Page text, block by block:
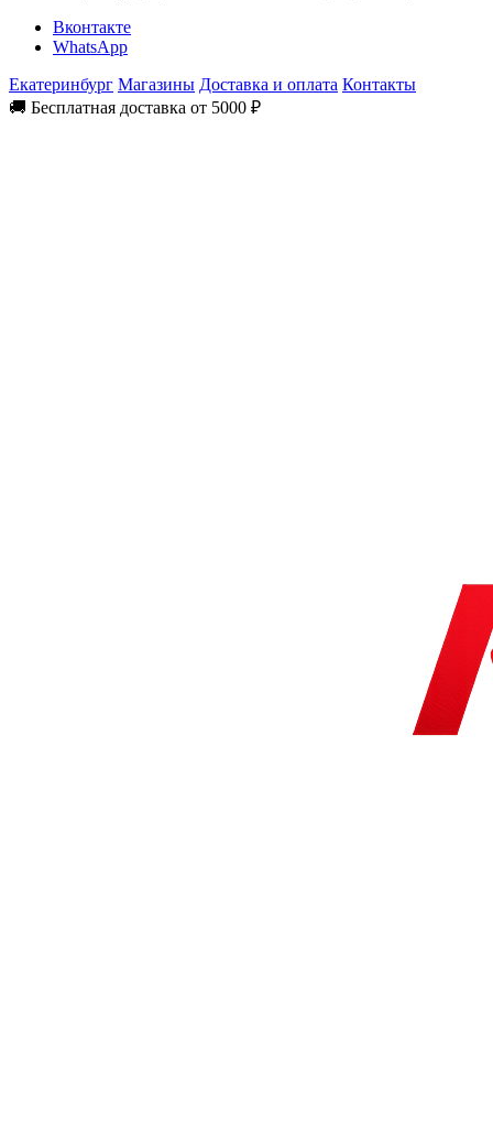
Вконтакте
WhatsApp
Екатеринбург Магазины Доставка и оплата Контакты
🚚 Бесплатная доставка от 5000 ₽